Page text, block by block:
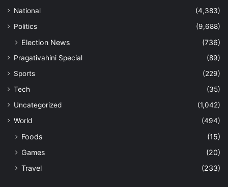
National
(4,383)
Politics
(9,688)
Election News (736)
Pragativahini Special
(89)
Sports
(229)
Tech
(35)
Uncategorized
(1,042)
World
(494)
Foods
(15)
Games
(20)
Travel
(233)